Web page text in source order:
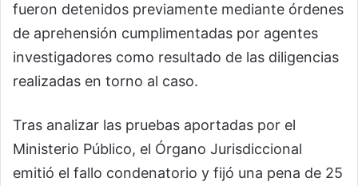
fueron detenidos previamente mediante órdenes
de aprehensión cumplimentadas por agentes
investigadores como resultado de las diligencias
realizadas en torno al caso.
Tras analizar las pruebas aportadas por el
Ministerio Público, el Órgano Jurisdiccional
emitió el fallo condenatorio y fijó una pena de 25